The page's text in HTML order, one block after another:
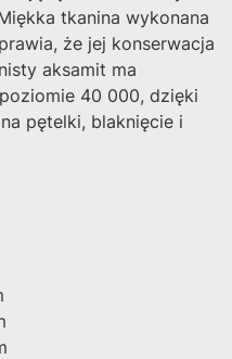
tkanina wykonana
że jej konserwacja
aksamit ma
40 000, dzięki
pętelki, blaknięcie i